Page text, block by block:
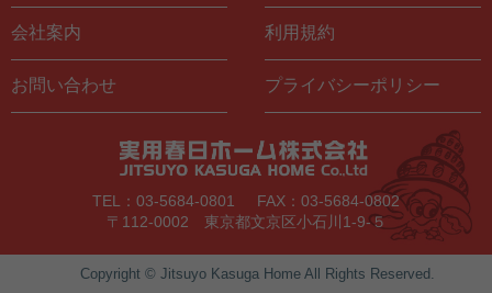
会社案内 利用規約
お問い合わせ プライバシーポリシー
TEL：03-5684-0801
FAX：03-5684-0802
〒112-0002 東京都文京区小石川1-9-５
Copyright © Jitsuyo Kasuga Home All Rights Reserved.